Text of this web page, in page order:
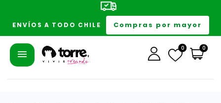
ENVÍOS A TODO CHILE Compras por mayor
0 0